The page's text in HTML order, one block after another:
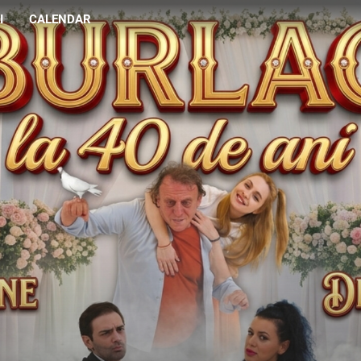
CALENDAR